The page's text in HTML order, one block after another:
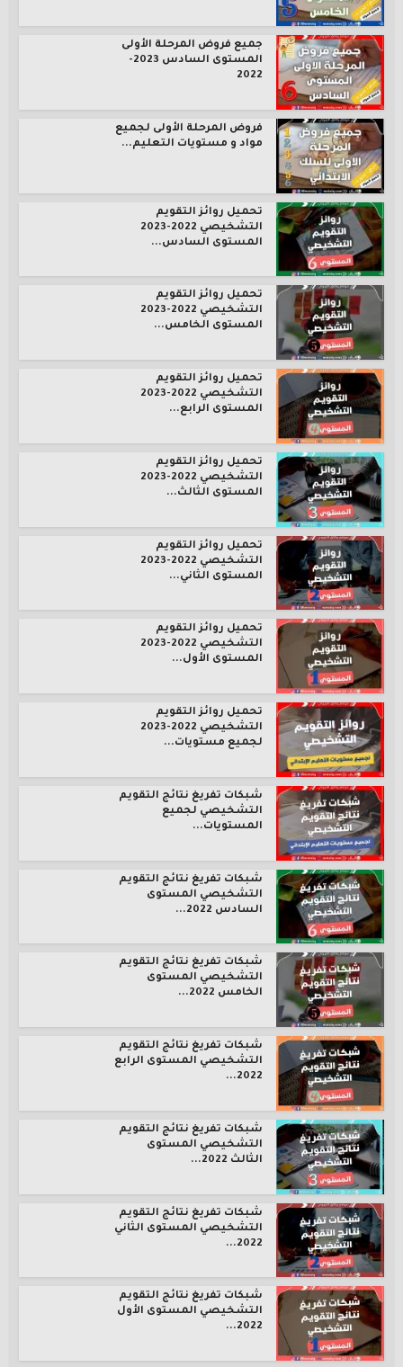
جميع فروض المرحلة الأولى
المستوى السادس 2023-
2022
فروض المرحلة الأولى لجميع
مواد و مستويات التعليم...
تحميل روائز التقويم
التشخيصي 2022-2023
المستوى السادس...
تحميل روائز التقويم
التشخيصي 2022-2023
المستوى الخامس...
تحميل روائز التقويم
التشخيصي 2022-2023
المستوى الرابع...
تحميل روائز التقويم
التشخيصي 2022-2023
المستوى الثالث...
تحميل روائز التقويم
التشخيصي 2022-2023
المستوى الثاني...
تحميل روائز التقويم
التشخيصي 2022-2023
المستوى الأول...
تحميل روائز التقويم
التشخيصي 2022-2023
لجميع مستويات...
شبكات تفريغ نتائج التقويم
التشخيصي لجميع
المستويات...
شبكات تفريغ نتائج التقويم
التشخيصي المستوى
السادس 2022...
شبكات تفريغ نتائج التقويم
التشخيصي المستوى
الخامس 2022...
شبكات تفريغ نتائج التقويم
التشخيصي المستوى الرابع
2022...
شبكات تفريغ نتائج التقويم
التشخيصي المستوى
الثالث 2022...
شبكات تفريغ نتائج التقويم
التشخيصي المستوى الثاني
2022...
شبكات تفريغ نتائج التقويم
التشخيصي المستوى الأول
2022...